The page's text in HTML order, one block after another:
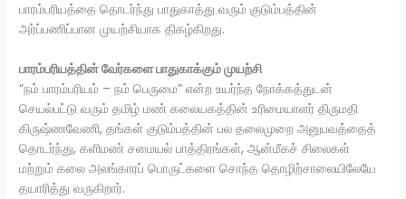
பாரம்பரியத்தை தொடர்ந்து பாதுகாத்து வரும் குடும்பத்தின்
அர்ப்பணிப்பான முயற்சியாக திகழ்கிறது.
பாரம்பரியத்தின் வேர்களை பாதுகாக்கும் முயற்சி
“நம் பாரம்பரியம் – நம் பெருமை” என்ற உயர்ந்த நோக்கத்துடன்
செயல்பட்டு வரும் தமிழ் மண் கலையகத்தின் உரிமையாளர் திருமதி
கிருஷ்ணவேணி, தங்கள் குடும்பத்தின் பல தலைமுறை அனுபவத்தைத்
தொடர்ந்து, களிமண் சமையல் பாத்திரங்கள், ஆன்மீகச் சிலைகள்
மற்றும் கலை அலங்காரப் பொருட்களை சொந்த தொழிற்சாலையிலேயே
தயாரித்து வருகிறார்.